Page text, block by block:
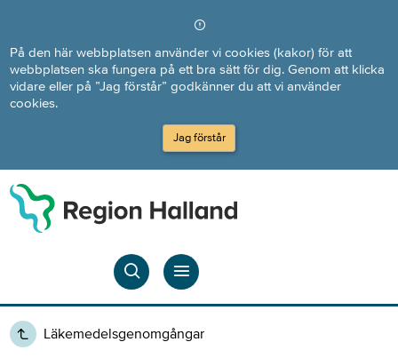
På den här webbplatsen använder vi cookies (kakor) för att
webbplatsen ska fungera på ett bra sätt för dig. Genom att klicka
vidare eller på ”Jag förstår” godkänner du att vi använder
cookies.
Jag förstår
Läkemedelsgenomgångar